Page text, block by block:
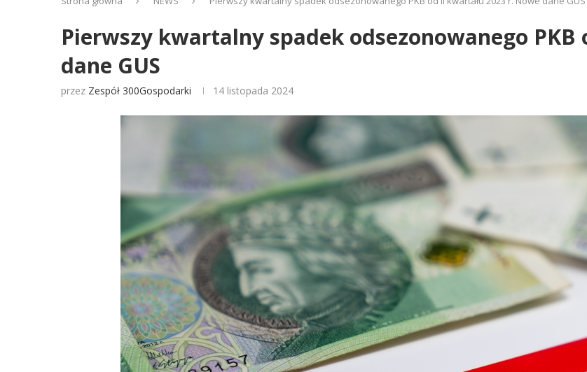
Pierwszy kwartalny spadek odsezonowanego PKB
dane GUS
przez Zespół 300Gospodarki 14 listopada 2024